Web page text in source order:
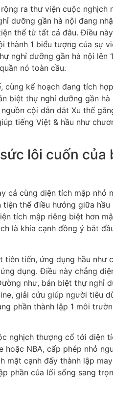
ra thư viện cuộc nghịch
dưỡng gần hà nội đang
thể từ tất cả đâu. Điều
thành 1 biểu tượng của sự
nghỉ dưỡng gần hà nội lên
nó toàn cầu.
cùng kế hoạch đang tích
biệt thự nghỉ dưỡng gần hà
cội dẫn dắt Xu thế
tiếng Việt & hầu như
lôi cuốn của
cả cùng diện tích mập nhỏ
thể điều hướng giữa hầu
tích mập riêng biệt hơn
là khía cạnh đồng ý bắt
tiến, ứng dụng hầu như
dụng. Điều này chẳng
như, bán biệt thự nghỉ
giải cứu giúp người tiêu
phần thành lập 1 môi
nghịch thượng cổ tới diện
hoặc NBA, cấp phép nhỏ
mặt cạnh đấy thành lập
phần của lối sống sang